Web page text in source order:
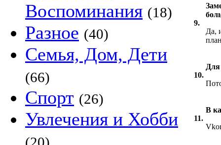
Воспоминания (18)
Разное (40)
Семья, Дом, Дети
(66)
Спорт (26)
Увлечения и Хобби
9.
Да,
10.
Для
11.
В